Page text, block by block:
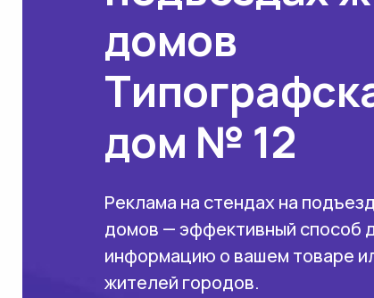
домов
дом № 12
Реклама на стендах на
домов — эффективный способ
информацию о вашем товаре
жителей городов.